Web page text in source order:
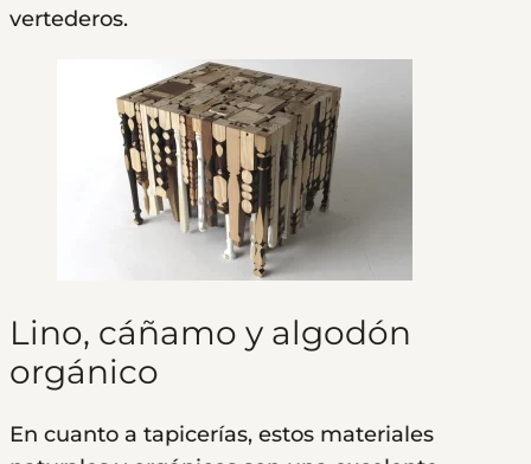
vertederos.
Lino, cáñamo y algodón
orgánico
En cuanto a tapicerías, estos materiales